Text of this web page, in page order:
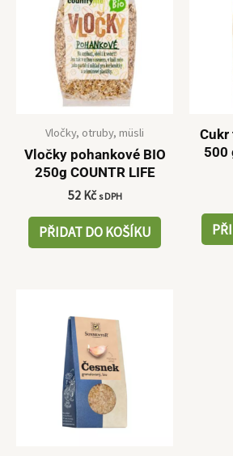
Vločky, otruby, müsli
Vločky pohankové BIO
250g COUNTR LIFE
52 Kč s DPH
PŘIDAT DO KOŠÍKU
500